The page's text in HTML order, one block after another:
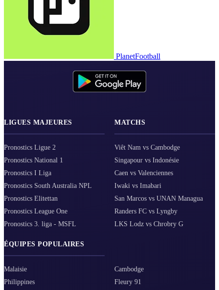
PlanetFootball
LIGUES MAJEURES
Pronostics Ligue 2
Pronostics National 1
Pronostics I Liga
Pronostics South Australia NPL
Pronostics Elitettan
Pronostics League One
Pronostics 3. liga - MSFL
MATCHS
Viêt Nam vs Cambodge
Singapour vs Indonésie
Caen vs Valenciennes
Iwaki vs Imabari
San Marcos vs UNAN Managua
Randers FC vs Lyngby
LKS Lodz vs Chrobry G
ÉQUIPES POPULAIRES
Malaisie
Philippines
Cambodge
Fleury 91